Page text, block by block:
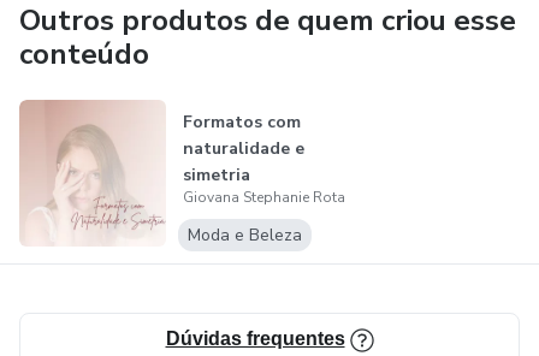
Outros produtos de quem criou esse
conteúdo
Formatos com
naturalidade e
simetria
Giovana Stephanie Rota
Moda e Beleza
Dúvidas frequentes